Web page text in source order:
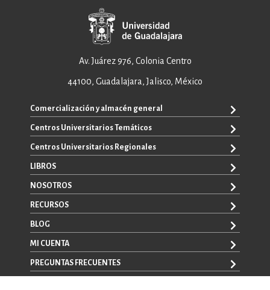
Av. Juárez 976, Colonia Centro
44100, Guadalajara, Jalisco, México
Comercialización y almacén general
+52 33 3640 6326
+52 33 3640 4595
ventas@editorial.udg.mx
WhatsApp: +52 33 1433 6869
Centros Universitarios Temáticos
CUAAD
CUCEA
CUCBA
CUCEI
CUCSH
Centros Universitarios Regionales
CUALTOS
CUCHAPALA
CUCOSTA
CUCSUR
CUGDL
CUNORTE
LIBROS
TODOS LOS LIBROS
E-BOOKS
CATÁLOGOS
NOSOTROS
SOBRE NOSOTROS
CONTACTO
RECURSOS
PROMOCIONALES
CONVOCATORIAS
BLOG
LA VENTANA ROJA
MI CUENTA
REGISTRO
PREGUNTAS FRECUENTES